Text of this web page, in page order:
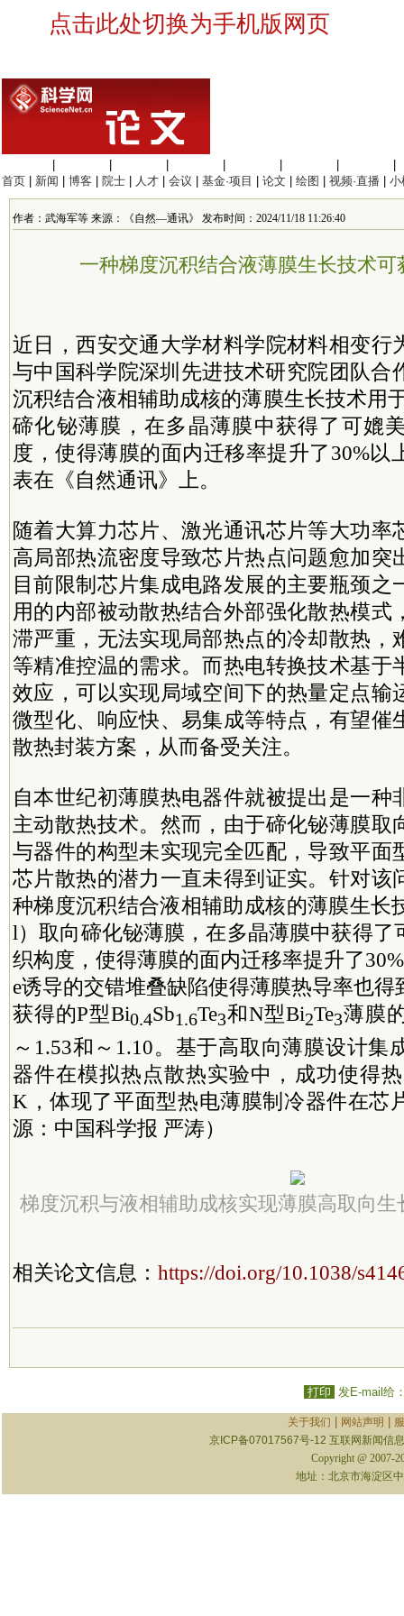
点击此处切换为手机版网页
首页
新闻 博客 院士 人才 会议 基金·项目 论文 绘图 视频·直播 小
作者：武海军等 来源：《自然—通讯》 发布时间：2024/11/18 11:26:40
一种梯度沉积结合液薄膜生长技术可
近日，西安交通大学材料学院材料相变行
与中国科学院深圳先进技术研究院团队合
沉积结合液相辅助成核的薄膜生长技术用
碲化铋薄膜，在多晶薄膜中获得了可媲
度，使得薄膜的面内迁移率提升了30%以
表在《自然通讯》上。
随着大算力芯片、激光通讯芯片等大功率
高局部热流密度导致芯片热点问题愈加突
目前限制芯片集成电路发展的主要瓶颈之
用的内部被动散热结合外部强化散热模式
滞严重，无法实现局部热点的冷却散热，
等精准控温的需求。而热电转换技术基于
效应，可以实现局域空间下的热量定点输
微型化、响应快、易集成等特点，有望催
散热封装方案，从而备受关注。
自本世纪初薄膜热电器件就被提出是一种
主动散热技术。然而，由于碲化铋薄膜取
与器件的构型未实现完全匹配，导致平面
芯片散热的潜力一直未得到证实。针对该
种梯度沉积结合液相辅助成核的薄膜生长
l）取向碲化铋薄膜，在多晶薄膜中获得了
织构度，使得薄膜的面内迁移率提升了
e诱导的交错堆叠缺陷使得薄膜热导率也
获得的P型Bi0.4Sb1.6Te3和N型Bi2Te3薄膜
～1.53和～1.10。基于高取向薄膜设计集
器件在模拟热点散热实验中，成功使得
K，体现了平面型热电薄膜制冷器件在芯
源：中国科学报 严涛）
梯度沉积与液相辅助成核实现薄膜高取向
相关论文信息： https://doi.org/10.1038/
打印 发E-mail给
关于我们 网站声明
京ICP备07017567号-12 互联网新闻信
Copyright @ 2007-
地址：北京市海淀区